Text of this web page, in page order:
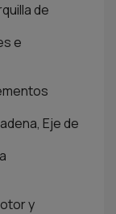
de
e
Eje de
y